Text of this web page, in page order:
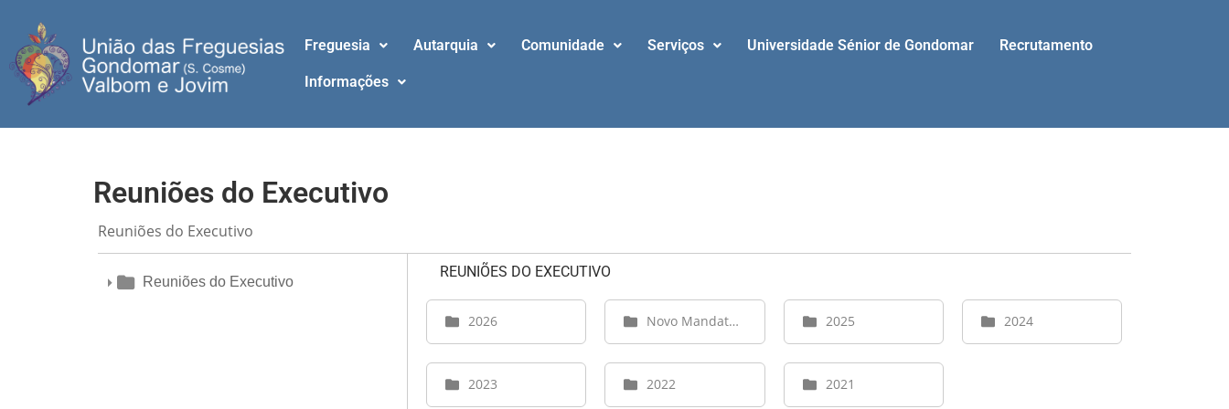
Freguesia Autarquia Comunidade Serviços Universidade Sénior de Gondomar Recrutamento
Informações
Reuniões do Executivo
Reuniões do Executivo
Reuniões do Executivo
REUNIÕES DO EXECUTIVO
2026 Novo Mandato 2025 2025 2024
2023 2022 2021